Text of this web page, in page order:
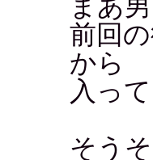
まあ
前回
から
入っ
そう